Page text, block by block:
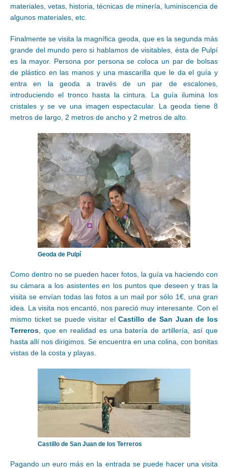
materiales, vetas, historia, técnicas de minería, luminiscencia de
algunos materiales, etc.
Finalmente se visita la magnífica geoda, que es la segunda más
grande del mundo pero si hablamos de visitables, ésta de Pulpí
es la mayor. Persona por persona se coloca un par de bolsas
de plástico en las manos y una mascarilla que le da el guía y
entra en la geoda a través de un par de escalones,
introduciendo el tronco hasta la cintura. La guía ilumina los
cristales y se ve una imagen espectacular. La geoda tiene 8
metros de largo, 2 metros de ancho y 2 metros de alto.
Geoda de Pulpí
Como dentro no se pueden hacer fotos, la guía va haciendo con
su cámara a los asistentes en los puntos que deseen y tras la
visita se envían todas las fotos a un mail por sólo 1€, una gran
idea. La visita nos encantó, nos pareció muy interesante. Con el
mismo ticket se puede visitar elCastillo de San Juan de los
Terreros, que en realidad es una batería de artillería, así que
hasta allí nos dirigimos. Se encuentra en una colina, con bonitas
vistas de la costa y playas.
Castillo de San Juan de los Terreros
Pagando un euro más en la entrada se puede hacer una visita